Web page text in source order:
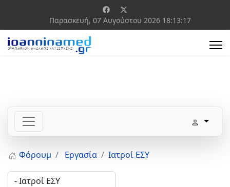
Παρασκευή, 07 Αυγούστου 2026 18:13:17
Φόρουμ Εργασία Ιατροί ΕΣΥ